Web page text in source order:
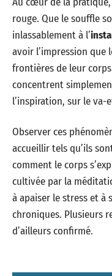
rouge. Que le souffle
inlassablement à l’
avoir l’impression que
frontières de leur corps
concentrent
l’inspiration, sur le
Observer ces
accueillir tels qu’ils
comment le corps
cultivée par la
à apaiser le stress et à
chroniques. Plusieurs
d’ailleurs confirmé.